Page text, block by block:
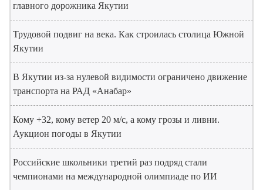
главного дорожника Якутии
Трудовой подвиг на века. Как строилась столица Южной
Якутии
В Якутии из-за нулевой видимости ограничено движение
транспорта на РАД «Анабар»
Кому +32, кому ветер 20 м/с, а кому грозы и ливни.
Аукцион погоды в Якутии
Российские школьники третий раз подряд стали
чемпионами на международной олимпиаде по ИИ